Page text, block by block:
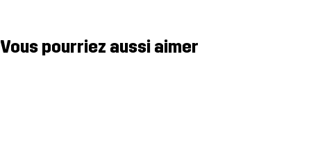
Vous pourriez aussi aimer